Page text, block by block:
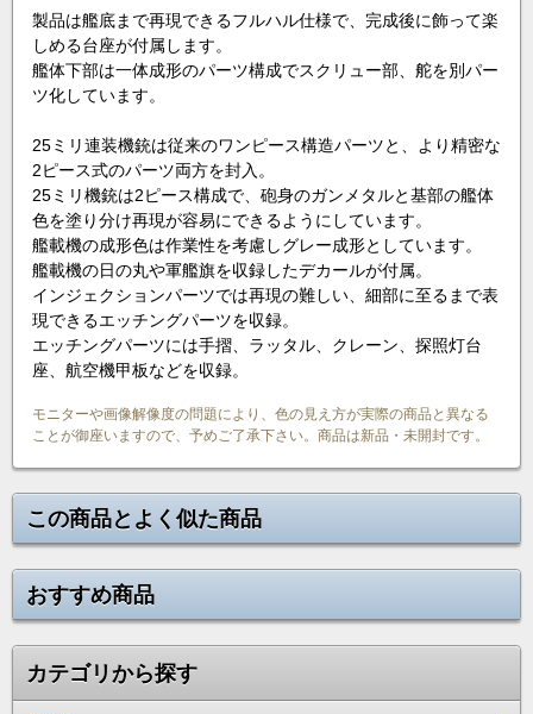
製品は艦底まで再現できるフルハル仕様で、完成後に飾って楽
しめる台座が付属します。
艦体下部は一体成形のパーツ構成でスクリュー部、舵を別パー
ツ化しています。
25ミリ連装機銃は従来のワンピース構造パーツと、より精密な
2ピース式のパーツ両方を封入。
25ミリ機銃は2ピース構成で、砲身のガンメタルと基部の艦体
色を塗り分け再現が容易にできるようにしています。
艦載機の成形色は作業性を考慮しグレー成形としています。
艦載機の日の丸や軍艦旗を収録したデカールが付属。
インジェクションパーツでは再現の難しい、細部に至るまで表
現できるエッチングパーツを収録。
エッチングパーツには手摺、ラッタル、クレーン、探照灯台
座、航空機甲板などを収録。
モニターや画像解像度の問題により、色の見え方が実際の商品と異なる
ことが御座いますので、予めご了承下さい。商品は新品・未開封です。
この商品とよく似た商品
おすすめ商品
カテゴリから探す